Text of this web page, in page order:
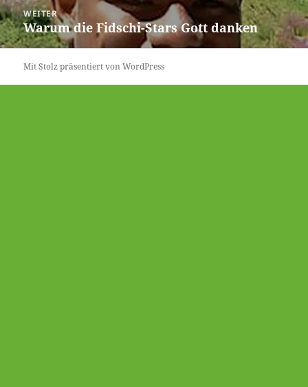
WEITER
Nächster
Beitrag:
Warum die Fidschi-Stars Gott danken
Mit Stolz präsentiert von WordPress